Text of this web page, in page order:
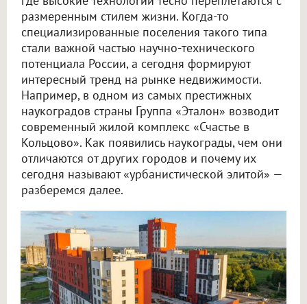
размеренным стилем жизни. Когда-то
специализированные поселения такого типа
стали важной частью научно-технического
потенциала России, а сегодня формируют
интересный тренд на рынке недвижимости.
Например, в одном из самых престижных
наукоградов страны Группа «Эталон» возводит
современный жилой комплекс «Счастье в
Кольцово». Как появились наукограды, чем они
отличаются от других городов и почему их
сегодня называют «урбанистической элитой» —
разберемся далее.